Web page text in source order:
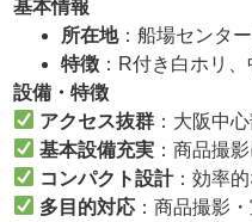
基本情報
所在地：船場センタ
特徴 ：R付き白ホリ
設備・特徴
アクセス抜群 ：大阪中
基本設備充実 ：商品撮
コンパクト設計：効率
多目的対応 ：商品撮影